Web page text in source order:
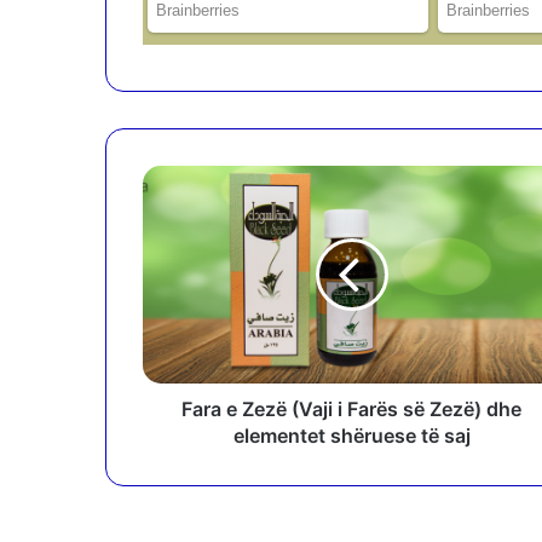
F
e
z
ë
j
Fara e Zezë (Vaji i Farës së Zezë) dhe
elementet shëruese të saj